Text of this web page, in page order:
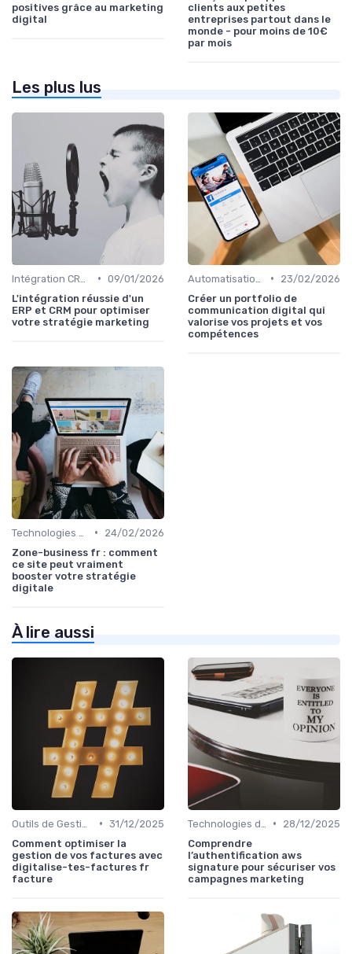
positives grâce au marketing
digital
clients aux petites
entreprises partout dans le
monde - pour moins de 10€
par mois
Les plus lus
• 09/01/2026
L'intégration réussie d'un
ERP et CRM pour optimiser
votre stratégie marketing
•
23/02/2026
Créer un portfolio de
communication digital qui
valorise vos projets et vos
compétences
•
24/02/2026
Zone-business fr : comment
ce site peut vraiment
booster votre stratégie
digitale
À lire aussi
• 31/12/2025
Comment optimiser la
gestion de vos factures avec
digitalise-tes-factures fr
facture
•
28/12/2025
Comprendre
l’authentification aws
signature pour sécuriser vos
campagnes marketing